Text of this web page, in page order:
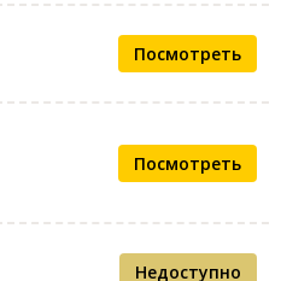
Посмотреть
Посмотреть
Недоступно